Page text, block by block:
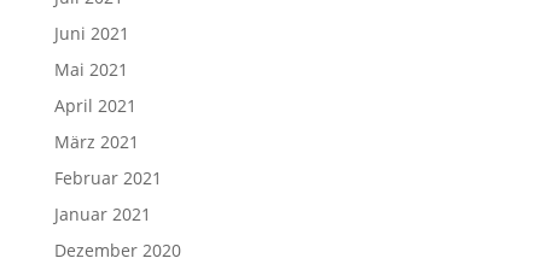
Juni 2021
Mai 2021
April 2021
März 2021
Februar 2021
Januar 2021
Dezember 2020